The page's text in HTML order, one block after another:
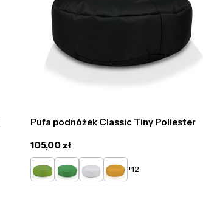
Pufa podnóżek Classic Tiny Poliester
Cena
regularna
105,00 zł
Limonkowy
ZielonyBiały Żółty +12